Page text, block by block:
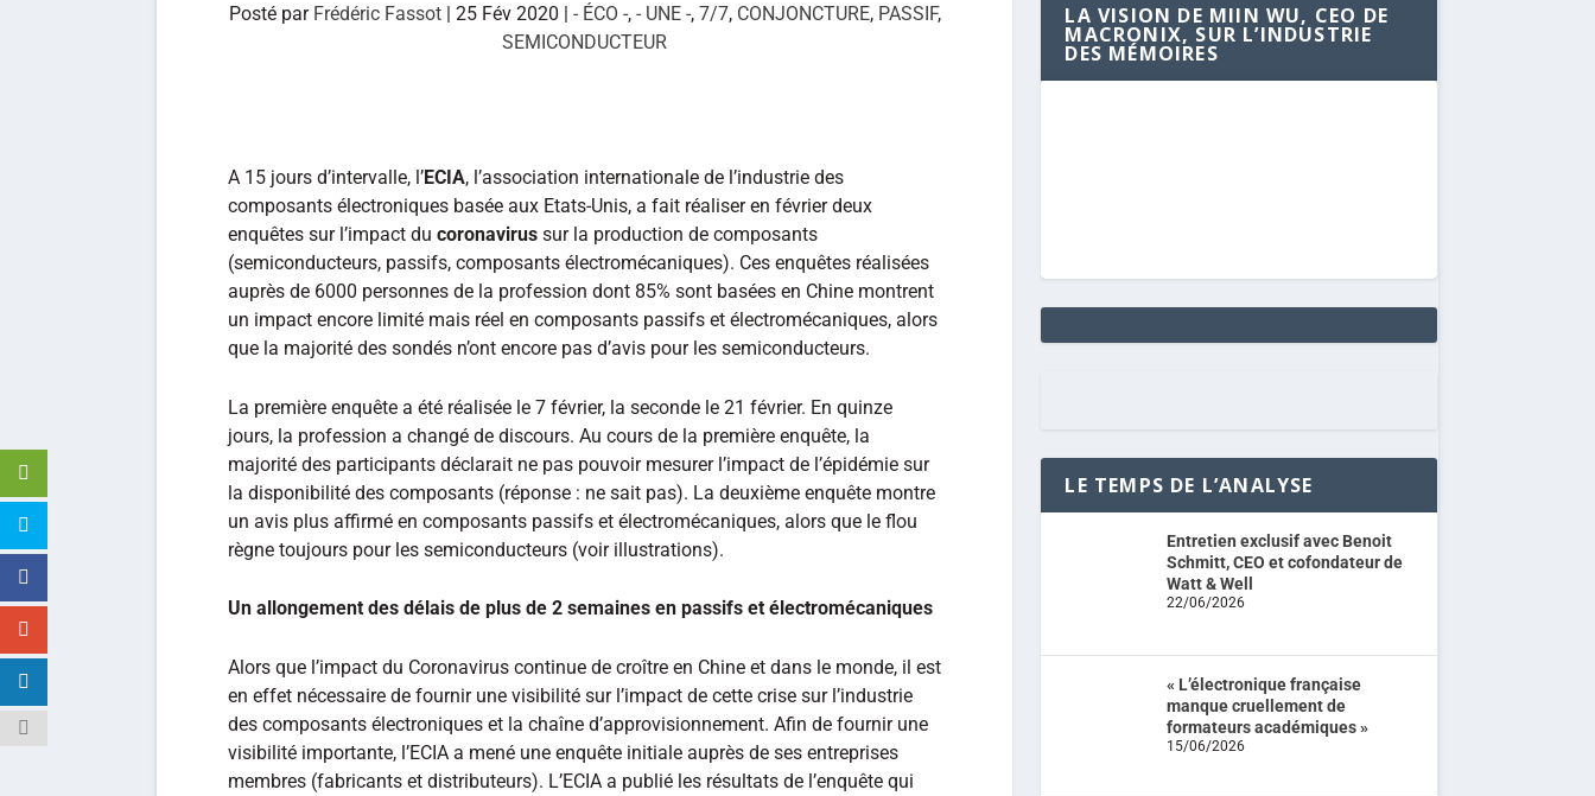
Posté par Frédéric Fassot| 25 Fév 2020 | - ÉCO -, - UNE -, 7/7, CONJONCTURE, PASSIF,
SEMICONDUCTEUR
A 15 jours d’intervalle, l’ECIA, l’association internationale de l’industrie des
composants électroniques basée aux Etats-Unis, a fait réaliser en février deux
enquêtes sur l’impact du coronavirus sur la production de composants
(semiconducteurs, passifs, composants électromécaniques). Ces enquêtes réalisées
auprès de 6000 personnes de la profession dont 85% sont basées en Chine montrent
un impact encore limité mais réel en composants passifs et électromécaniques, alors
que la majorité des sondés n’ont encore pas d’avis pour les semiconducteurs.
La première enquête a été réalisée le 7 février, la seconde le 21 février. En quinze
jours, la profession a changé de discours. Au cours de la première enquête, la
majorité des participants déclarait ne pas pouvoir mesurer l’impact de l’épidémie sur
la disponibilité des composants (réponse : ne sait pas). La deuxième enquête montre
un avis plus affirmé en composants passifs et électromécaniques, alors que le flou
règne toujours pour les semiconducteurs (voir illustrations).
Un allongement des délais de plus de 2 semaines en passifs et électromécaniques
Alors que l’impact du Coronavirus continue de croître en Chine et dans le monde, il est
en effet nécessaire de fournir une visibilité sur l’impact de cette crise sur l’industrie
des composants électroniques et la chaîne d’approvisionnement. Afin de fournir une
visibilité importante, l’ECIA a mené une enquête initiale auprès de ses entreprises
membres (fabricants et distributeurs). L’ECIA a publié les résultats de l’enquête qui
LA VISION DE MIIN WU, CEO DE
MACRONIX, SUR L’INDUSTRIE
DES MÉMOIRES
LE TEMPS DE L’ANALYSE
Entretien exclusif avec Benoit
Schmitt, CEO et cofondateur de
Watt & Well
22/06/2026
« L’électronique française
manque cruellement de
formateurs académiques »
15/06/2026